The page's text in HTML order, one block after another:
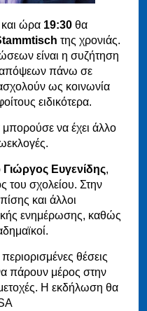
και ώρα 19:30 θα
της χρονιάς.
είναι η συζήτηση
απόψεων πάνω σε
ως κοινωνία
ειδικότερα.
να έχει άλλο
Γιώργος Ευγενίδης,
του σχολείου. Στην
και άλλοι
ενημέρωσης, καθώς
θέσεις
πάρουν μέρος στην
Η εκδήλωση θα